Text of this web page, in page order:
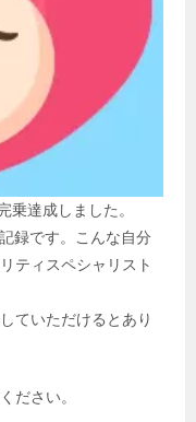
達成しました。
録です。こんな自分
ティスペシャリスト
ていただけるとあり
ださい。